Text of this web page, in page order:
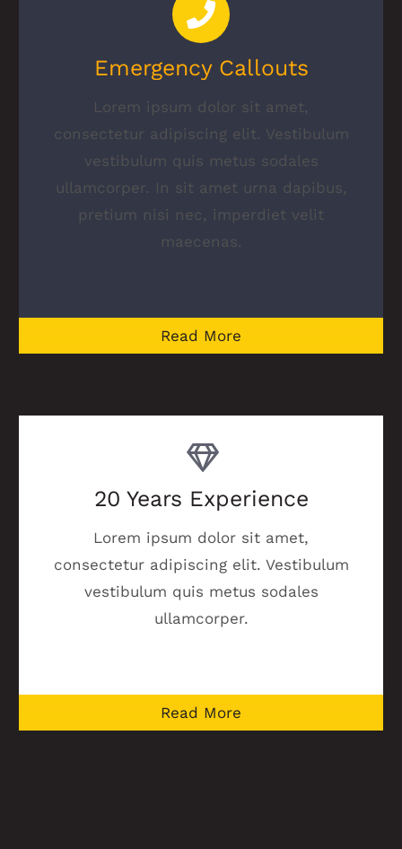
Emergency Callouts
Lorem ipsum dolor sit amet,
consectetur adipiscing elit. Vestibulum
vestibulum quis metus sodales
ullamcorper. In sit amet urna dapibus,
pretium nisi nec, imperdiet velit
maecenas.
Read More
20 Years Experience
Lorem ipsum dolor sit amet,
consectetur adipiscing elit. Vestibulum
vestibulum quis metus sodales
ullamcorper.
Read More